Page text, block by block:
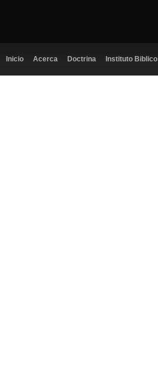
Inicio Acerca Doctrina Instituto Biblico